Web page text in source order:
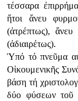
τέσσαρα
ἤτοι ἄνευ
(ἀτρέπτως), ἄνευ
(ἀδιαιρέτως).
Ὑπό τό πνεῦμα
Οἰκουμενικῆς
βάση τή
δύο φύσεων τοῦ